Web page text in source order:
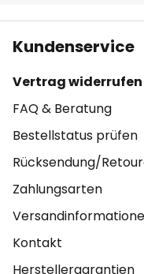
Kundenservice
Vertrag widerrufen
FAQ & Beratung
Bestellstatus prüfen
Rücksendung/
Zahlungsarten
Kontakt
Herstellergarantien